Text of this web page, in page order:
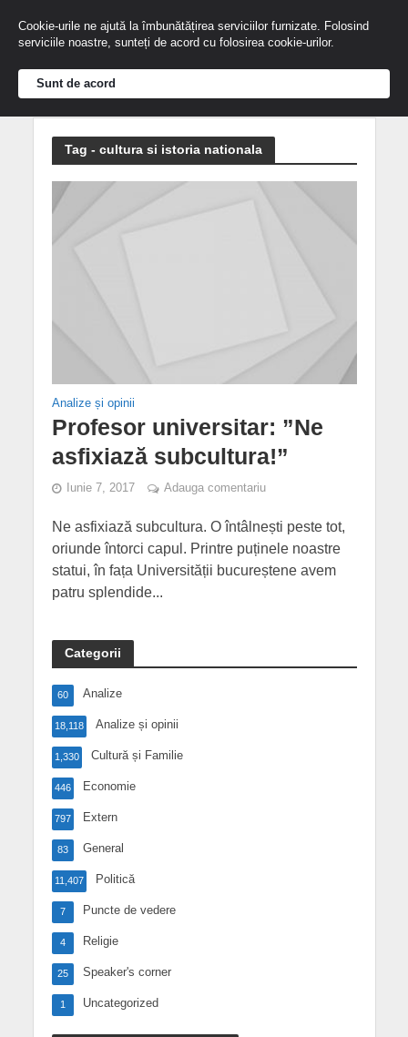
Tag - cultura si istoria nationala
Analize și opinii
Profesor universitar: ”Ne
asfixiază subcultura!”
Iunie 7, 2017 Adauga comentariu
Ne asfixiază subcultura. O întâlnești peste tot,
oriunde întorci capul. Printre puținele noastre
statui, în fața Universității bucureștene avem
patru splendide...
Categorii
Analize
60
Analize și opinii
18,118
Cultură și Familie
1,330
Economie
446
Extern
797
General
83
Politică
11,407
Puncte de vedere
7
Religie
4
Speaker's corner
25
Uncategorized
1
Cookie-urile ne ajută la îmbunătățirea serviciilor furnizate. Folosind
serviciile noastre, sunteți de acord cu folosirea cookie-urilor.
Sunt de acord